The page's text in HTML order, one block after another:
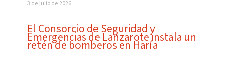
3 de julio de 2026
El Consorcio de Seguridad y
Emergencias de Lanzarote instala un
retén de bomberos en Haría